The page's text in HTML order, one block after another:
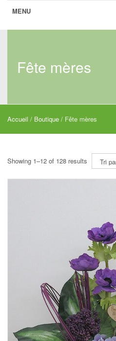
MENU
Fête mères
Accueil / Boutique / Fête mères
Showing 1–12 of 128 results